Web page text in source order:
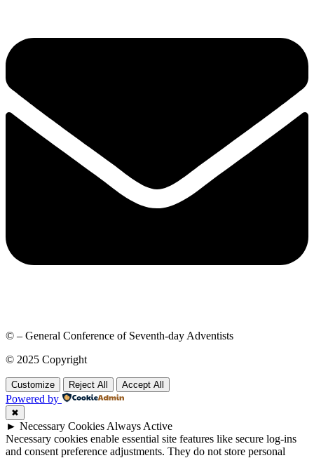
© – General Conference of Seventh-day Adventists
© 2025 Copyright
Customize Reject All Accept All
Powered by
✖
► Necessary Cookies Always Active
Necessary cookies enable essential site features like secure log-ins
and consent preference adjustments. They do not store personal